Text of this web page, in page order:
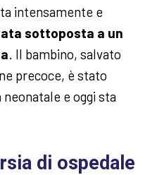
intensamente e
sottoposta a un
. Il bambino, salvato
precoce, è stato
e oggi sta
di ospedale